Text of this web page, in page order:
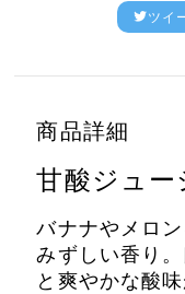
ツイ
商品詳細
甘酸ジュー
バナナやメロ
みずしい香り
と爽やかな酸